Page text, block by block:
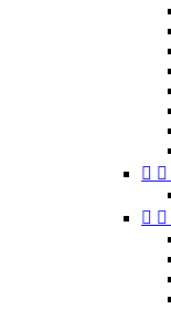
 
 